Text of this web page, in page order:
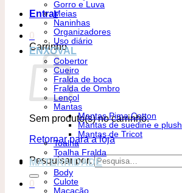
Entrar
Carrinho
Sem produto(s) no carrinho.
Retornar para a loja
Pesquisar por:
Gorro e Luva
Meias
Naninhas
Organizadores
Uso diário
ENXOVAL
Cobertor
Cueiro
Fralda de boca
Fralda de Ombro
Lençol
Mantas
Mantas Pima Cotton
Mantas de suedine e plush
Mantas de Tricot
Toalha
Toalha Fralda
MATERNIDADE
Body
Culote
Macacão